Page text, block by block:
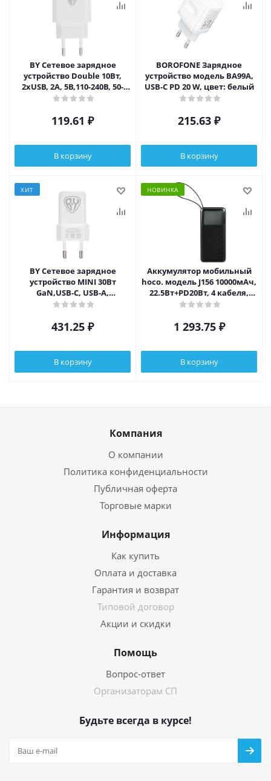
BY Сетевое зарядное
устройство Double 10Вт,
2xUSB, 2А, 5В,110-240В, 50-
60Гц, пластик белый
119.61 ₽
В корзину
BOROFONE Зарядное
устройство модель BA99A,
USB-C PD 20 W, цвет: белый
215.63 ₽
В корзину
ХИТ
BY Сетевое зарядное
устройство MINI 30Вт
GaN,USB-C, USB-A,
QC,PD,PPS,110-240В,50-
431.25 ₽
В корзину
НОВИНКА
Аккумулятор мобильный
hoco. модель J156 10000мАч,
22.5Вт+PD20Вт, 4 кабеля,
черный
1 293.75₽
В корзину
Компания
О компании
Политика конфиденциальности
Публичная оферта
Торговые марки
Информация
Как купить
Оплата и доставка
Гарантия и возврат
Типовой договор
Акции и скидки
Помощь
Вопрос-ответ
Организаторам СП
Будьте всегда в курсе!